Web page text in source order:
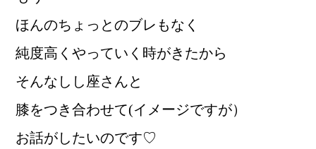
ほんのちょっとのブレもなく
純度高くやっていく時がきたから
そんなしし座さんと
膝をつき合わせて(イメージですが）
お話がしたいのです♡